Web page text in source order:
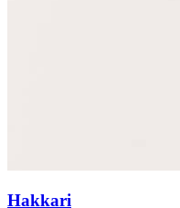
Hakkari